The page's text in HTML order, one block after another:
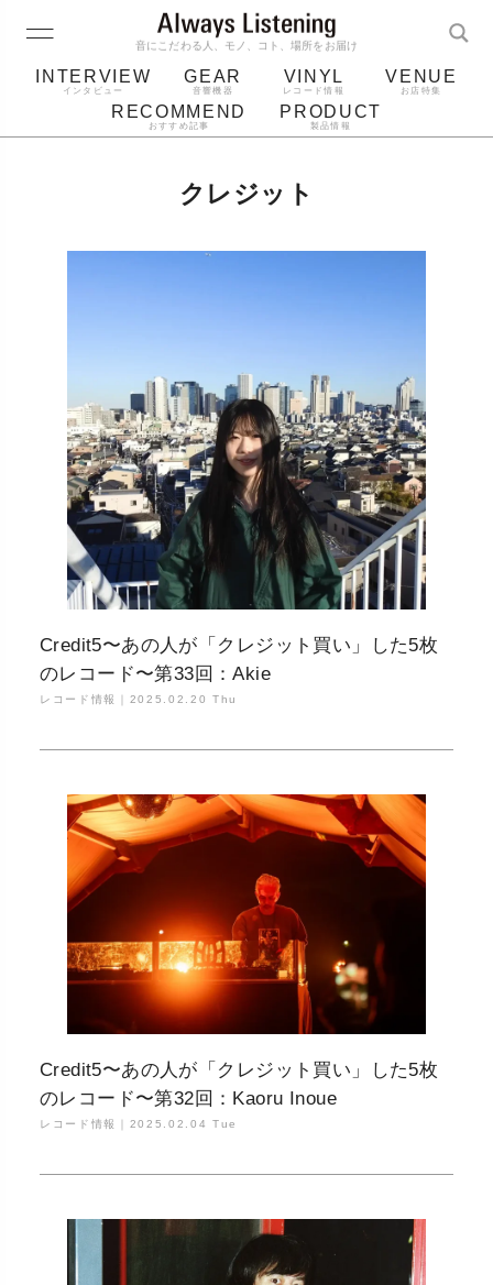
音にこだわる人、モノ、コト、場所をお届け
INTERVIEW
インタビュー
GEAR
音響機器
VINYL
レコード情報
VENUE
お店特集
RECOMMEND
おすすめ記事
PRODUCT
製品情報
bluetooth
クレジット
Credit5〜あの人が「クレジット買い」した5枚
のレコード〜第33回：Akie
レコード情報｜ 2025.02.20 Thu
Credit5〜あの人が「クレジット買い」した5枚
のレコード〜第32回：Kaoru Inoue
レコード情報｜ 2025.02.04 Tue